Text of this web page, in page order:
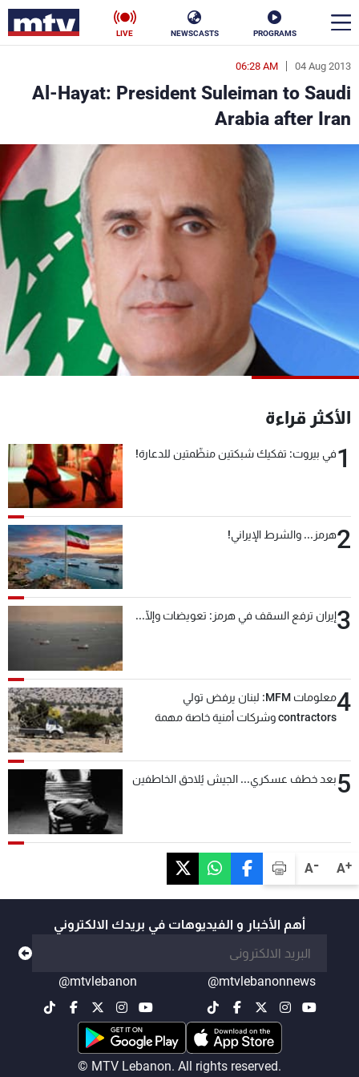
PROGRAMS
NEWSCASTS
LIVE
A+
A-
04 Aug 2013
06:28 AM
Al-Hayat: President Suleiman to Saudi
Arabia after Iran
الأكثر قراءة
1في بيروت: تفكيك شبكتين منظّمتين للدعارة!
2هرمز... والشرط الإيراني!
3إيران ترفع السقف في هرمز: تعويضات وإلّا...
4
معلومات MFM: لبنان يرفض تولي
contractors وشركات أمنية خاصة مهمة
5بعد خطف عسكري... الجيش يُلاحق الخاطفين
أهم الأخبار و الفيديوهات في بريدك الالكتروني
@mtvlebanonnews
@mtvlebanon
© MTV Lebanon. All rights reserved.
en
الأخبار
سياسة ناس
إقتصاد
منوعات رياضة
كأس العالم
البرامج
جدول البرامج
شاهد البرامج
عن MTV
الإنـتـاج
وظائف
شروط الإسـتخدام
سياسة الخصوصية